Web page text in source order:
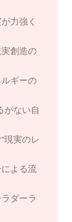
力強く
創造の
ギーの
がない自
現実のレ
よる流
ダーラ